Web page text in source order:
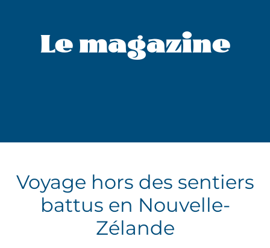
Le magazine
Voyage hors des sentiers
battus en Nouvelle-
Zélande